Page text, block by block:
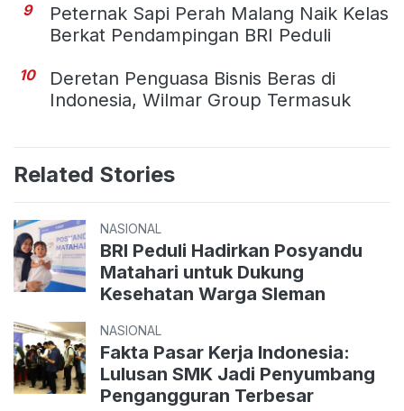
9
Peternak Sapi Perah Malang Naik Kelas
Berkat Pendampingan BRI Peduli
10
Deretan Penguasa Bisnis Beras di
Indonesia, Wilmar Group Termasuk
Related Stories
NASIONAL
BRI Peduli Hadirkan Posyandu
Matahari untuk Dukung
Kesehatan Warga Sleman
NASIONAL
Fakta Pasar Kerja Indonesia:
Lulusan SMK Jadi Penyumbang
Pengangguran Terbesar